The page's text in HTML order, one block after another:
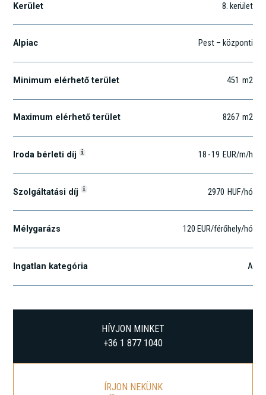
Kerület 8. kerület
Alpiac Pest – központi
Minimum elérhető terület 451 m2
Maximum elérhető terület 8267 m2
Iroda bérleti díj i 18 -19 EUR/m/h
Szolgáltatási díj i 2970 HUF/hó
Mélygarázs 120 EUR/férőhely/hó
Ingatlan kategória A
HÍVJON MINKET
+36 1 877 1040
ÍRJON NEKÜNK